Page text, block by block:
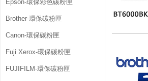
Epson-環保彩色碳粉匣
Brother-環保碳粉匣
Canon-環保碳粉匣
Fuji Xerox-環保碳粉匣
FUJIFILM-環保碳粉匣